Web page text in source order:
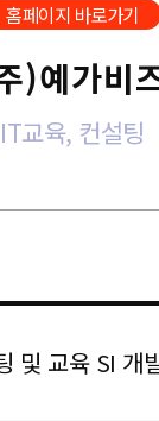
홈페이지 바로가기
)예가비
IT교육, 컨설팅
및 교육 SI 개